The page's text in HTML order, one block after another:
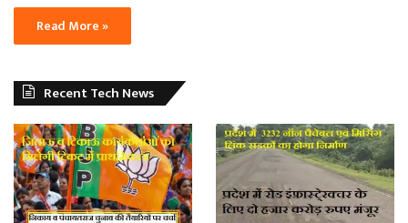
Read More »
Recent Tech News